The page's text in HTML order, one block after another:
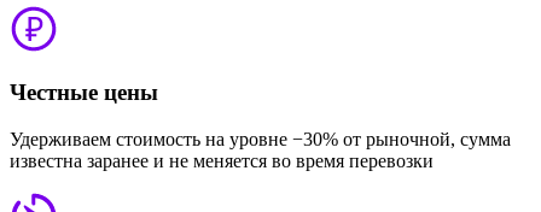
Честные цены
Удерживаем стоимость на уровне −30% от рыночной, сумма
известна заранее и не меняется во время перевозки